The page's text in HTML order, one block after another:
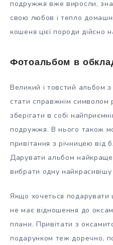
подружжя вже виросли,
свою любов і тепло
кошеня цієї породи дійсно
Фотоальбом в
Великий і товстий альбом
стати справжнім
зберігати в собі
подружжя. В нього також
привітання з річницею від
Дарувати альбом
вибрати одну
Якщо хочеться
не має відношення до
плани. Привітати з
подарунком теж доречно,